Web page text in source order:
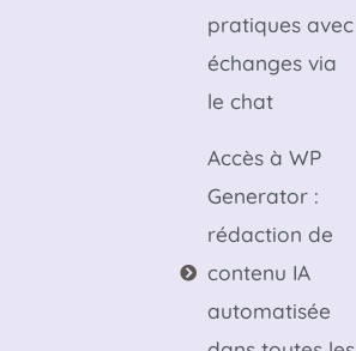
pratiques avec
échanges via
le chat
Accès à WP
Generator :
rédaction de
contenu IA
automatisée